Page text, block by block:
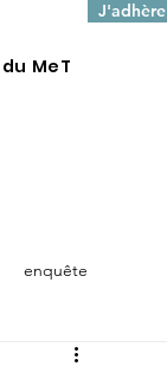
MeT
J'adhère
enquête